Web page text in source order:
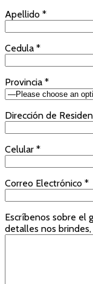
Apellido *
Cedula *
Provincia *
Dirección de
Celular *
Correo Electrónico *
Escríbenos sobre el
detalles nos